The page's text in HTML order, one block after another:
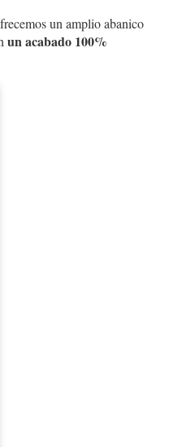
un amplio abanico
un acabado 100%